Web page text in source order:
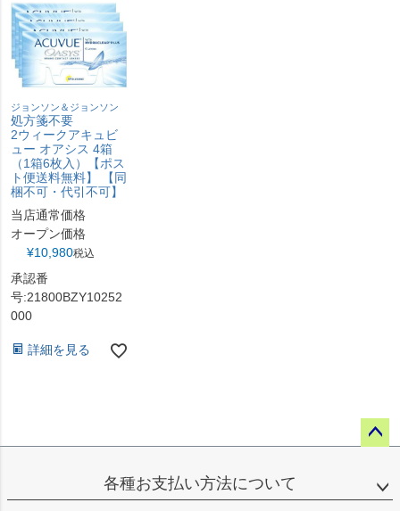
ジョンソン＆ジョンソン
処方箋不要
2ウィークアキュビ
ュー オアシス 4箱
（1箱6枚入）【ポス
ト便送料無料】 【同
梱不可・代引不可】
当店通常価格
オープン価格
¥10,980税込
承認番
号:21800BZY10252
000
詳細を見る
ップ
各種お支払い方法について